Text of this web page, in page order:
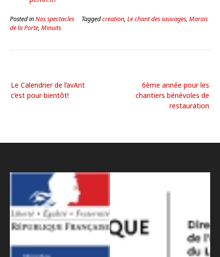
Posted inNos spectacles Taggedcreation, Le chant des sauvages, Marais
de la Porte, Minuits
6ème année pour les
chantiers bénévoles de
restauration
Le Calendrier de l’avAnt
c’est pour bientôt!